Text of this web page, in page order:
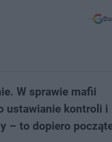
W sprawie mafii
ustawianie kontroli i
– to dopiero